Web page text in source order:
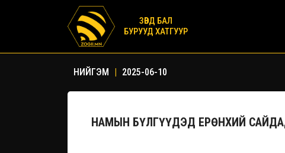
ЗӨВД БАЛ
БУРУУД ХАТГУУР
НИЙГЭМ | 2025-06-10
НАМЫН БҮЛГҮҮДЭД ЕРӨНХИЙ